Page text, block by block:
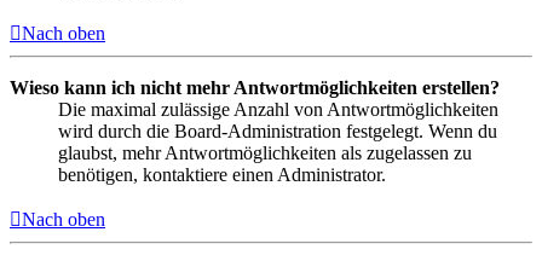
Nach oben
Wieso kann ich nicht mehr Antwortmöglichkeiten erstellen?
Die maximal zulässige Anzahl von Antwortmöglichkeiten
wird durch die Board-Administration festgelegt. Wenn du
glaubst, mehr Antwortmöglichkeiten als zugelassen zu
benötigen, kontaktiere einen Administrator.
Nach oben